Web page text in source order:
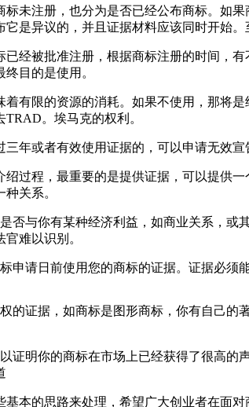
标未注册，也分为是否已经公布商标。如
它是异议的，并且证据材料应该同时开
已经被批准注册，根据商标注册的时间，
终目的是使用。
着有限的资源的消耗。如果不使用，那将
TRAD。埃马克的权利。
三年或者有效使用证据的，可以申请无
绍过程，最重要的是提供证据，可以提供
关系。
是否与你有某种经济利益，如商业关系，
官难以识别。
标申请日前使用您的商标的证据。证据必
权的证据，如商标是图形商标，你有自己
以证明你的商标在市场上已经获得了很高
基本的思路来处理，希望广大创业者在面